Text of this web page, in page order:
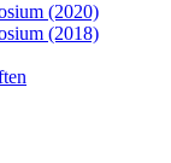
(2020)
(2018)